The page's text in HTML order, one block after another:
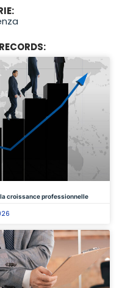
croissance professionnelle